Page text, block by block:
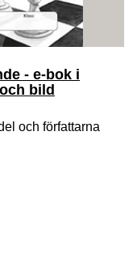
- e-bok i
bild
och författarna